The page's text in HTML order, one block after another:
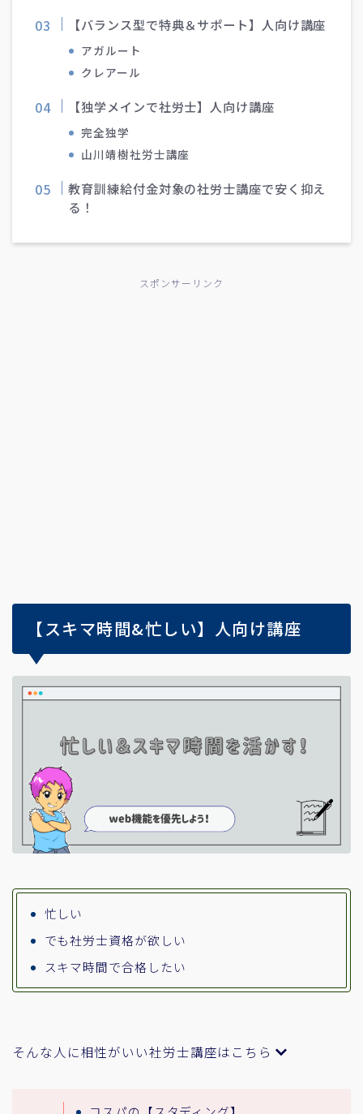
【バランス型で特典＆サポート】人向け講座
アガルート
クレアール
【独学メインで社労士】人向け講座
完全独学
山川靖樹社労士講座
教育訓練給付金対象の社労士講座で安く抑え
る！
スポンサーリンク
【スキマ時間&忙しい】人向け講座
忙しい
でも社労士資格が欲しい
スキマ時間で合格したい
そんな人に相性がいい社労士講座はこちら